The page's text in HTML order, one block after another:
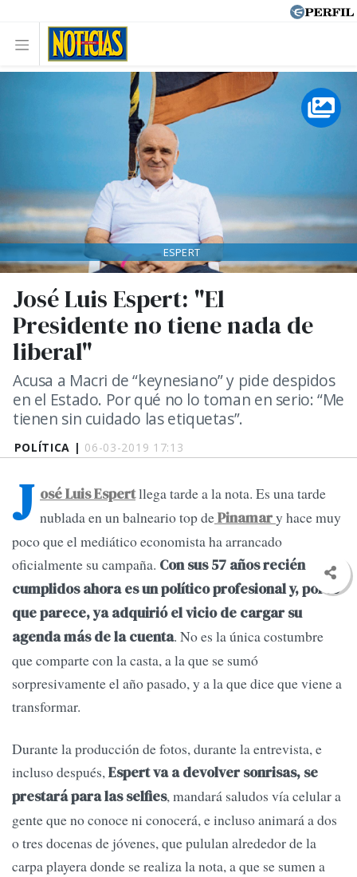
POLÍTICA | 06-03-2019 17:13
José Luis Espert: "El
Presidente no tiene nada de
liberal"
Acusa a Macri de “keynesiano” y pide despidos
en el Estado. Por qué no lo toman en serio: “Me
tienen sin cuidado las etiquetas”.
ESPERT
J osé Luis Espertllega tarde a la nota. Es una tarde
nublada en un balneario top dePinamary hace muy
poco que el mediático economista ha arrancado
oficialmente su campaña. Con sus 57 años recién
cumplidos ahora es un político profesional y, por lo
que parece, ya adquirió el vicio de cargar su
agenda más de la cuenta. No es la única costumbre
que comparte con la casta, a la que se sumó
sorpresivamente el año pasado, y a la que dice que viene a
transformar.
Durante la producción de fotos, durante la entrevista, e
incluso después,Espert va a devolver sonrisas, se
prestará para las selfies, mandará saludos vía celular a
gente que no conoce ni conocerá, e incluso animará a dos
o tres docenas de jóvenes, que pululan alrededor de la
carpa playera donde se realiza la nota, a que se sumen a